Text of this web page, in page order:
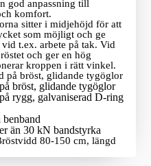
god anpassning till
komfort.
sitter i midjehöjd för att
som möjligt och ge
t.ex. arbete på tak. Vid
och ger en hög
kroppen i rätt vinkel.
på bröst, glidande tygöglor
bröst, glidande tygöglor
rygg, galvaniserad D-ring
benband
än 30 kN bandstyrka
80-150 cm, längd